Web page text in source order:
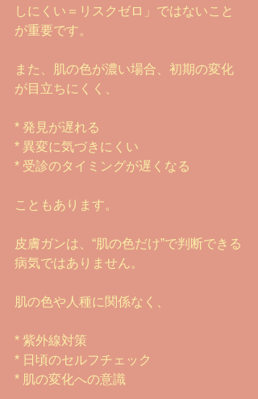
しにくい＝リスクゼロ」ではないこと
が重要です。
また、肌の色が濃い場合、初期の変化
が目立ちにくく、
* 発見が遅れる
* 異変に気づきにくい
* 受診のタイミングが遅くなる
こともあります。
皮膚ガンは、“肌の色だけ”で判断できる
病気ではありません。
肌の色や人種に関係なく、
* 紫外線対策
* 日頃のセルフチェック
* 肌の変化への意識